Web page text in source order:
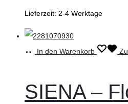
Lieferzeit: 2-4 Werktage
In den Warenkorb
SIENA –